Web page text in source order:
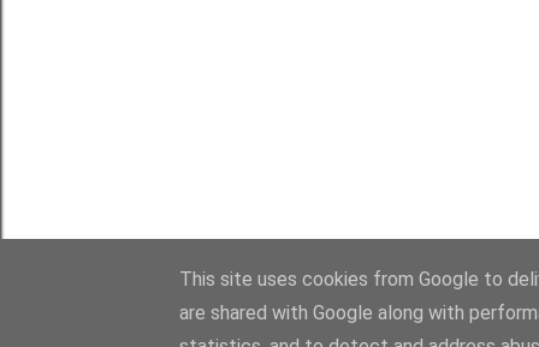
This site uses cookies from Google to
are shared with Google along with